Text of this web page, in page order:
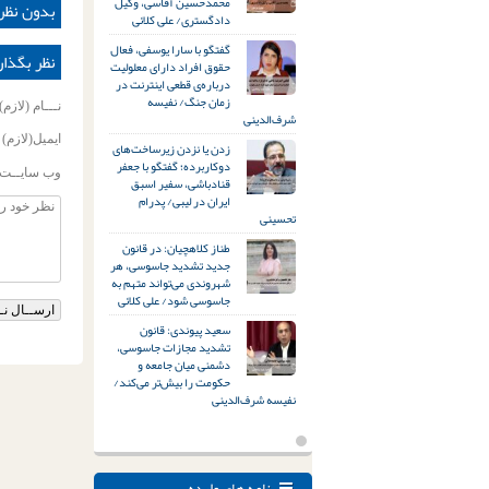
بدون
نظر
نـــام (لازم)
ایمیل(لازم)
وب سایــت
دادگستری/ علی کلائی
گفتگو با سارا یوسفی، فعال
حقوق افراد دارای معلولیت
درباره‌ی قطعی اینترنت در
زمان جنگ/ نفیسه
شرف‌الدینی
زدن یا نزدن زیرساخت‌های
دوکاربرده؛ گفتگو با جعفر
قنادباشی، سفیر اسبق
ایران در لیبی/ پدرام
تحسینی
طناز کلاهچیان: در قانون
جدید تشدید جاسوسی، هر
شهروندی می‌تواند متهم به
جاسوسی شود/ علی کلائی
سعید پیوندی: قانون
تشدید مجازات جاسوسی،
دشمنی میان جامعه و
حکومت را بیش‌تر می‌کند/
نفیسه شرف‌الدینی